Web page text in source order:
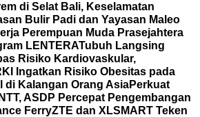
di Selat Bali, Keselamatan
Bulir Padi dan Yayasan Maleo
Perempuan Muda Prasejahtera
LENTERATubuh Langsing
Risiko Kardiovaskular,
Ingatkan Risiko Obesitas pada
di Kalangan Orang AsiaPerkuat
ASDP Percepat Pengembangan
FerryZTE dan XLSMART Teken